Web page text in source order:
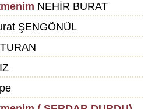
NEHİR BURAT
ŞENGÖNÜL